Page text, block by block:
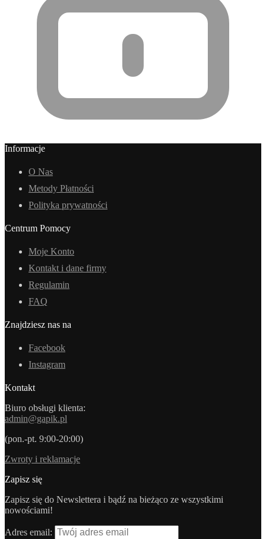
Informacje
O Nas
Metody Płatności
Polityka prywatności
Centrum Pomocy
Moje Konto
Kontakt i dane firmy
Regulamin
FAQ
Znajdziesz nas na
Facebook
Instagram
Kontakt
Biuro obsługi klienta:
admin@gapik.pl
(pon.-pt. 9:00-20:00)
Zwroty i reklamacje
Zapisz się
Zapisz się do Newslettera i bądź na bieżąco ze wszystkimi
nowościami!
Adres email: